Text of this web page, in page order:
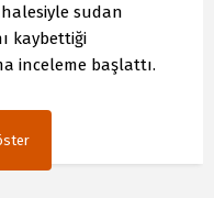
sudan
kaybettiği
inceleme başlattı.